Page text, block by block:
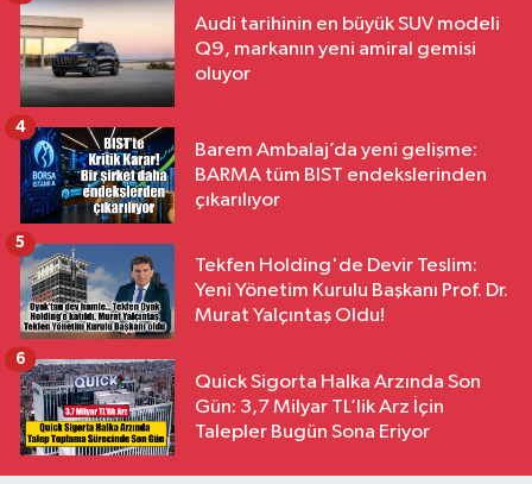
Audi tarihinin en büyük SUV modeli
Q9, markanın yeni amiral gemisi
oluyor
Barem Ambalaj’da yeni gelişme:
BARMA tüm BIST endekslerinden
çıkarılıyor
4
Tekfen Holding'de Devir Teslim:
Yeni Yönetim Kurulu Başkanı Prof. Dr.
Murat Yalçıntaş Oldu!
5
Quick Sigorta Halka Arzında Son
Gün: 3,7 Milyar TL’lik Arz İçin
Talepler Bugün Sona Eriyor
6